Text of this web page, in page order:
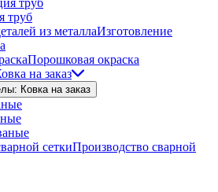
труб
труб
Изготовление
Порошковая окраска
на заказ
Ковка на заказ
Производство сварной